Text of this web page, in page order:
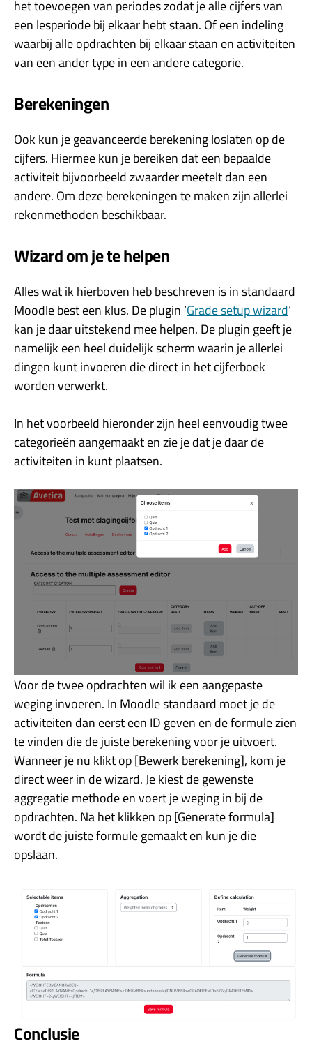
het toevoegen van periodes zodat je alle cijfers van
een lesperiode bij elkaar hebt staan. Of een indeling
waarbij alle opdrachten bij elkaar staan en activiteiten
van een ander type in een andere categorie.
Berekeningen
Ook kun je geavanceerde berekening loslaten op de
cijfers. Hiermee kun je bereiken dat een bepaalde
activiteit bijvoorbeeld zwaarder meetelt dan een
andere. Om deze berekeningen te maken zijn allerlei
rekenmethoden beschikbaar.
Wizard om je te helpen
Alles wat ik hierboven heb beschreven is in standaard
Moodle best een klus. De plugin ‘Grade setup wizard‘
kan je daar uitstekend mee helpen. De plugin geeft je
namelijk een heel duidelijk scherm waarin je allerlei
dingen kunt invoeren die direct in het cijferboek
worden verwerkt.
In het voorbeeld hieronder zijn heel eenvoudig twee
categorieën aangemaakt en zie je dat je daar de
activiteiten in kunt plaatsen.
Voor de twee opdrachten wil ik een aangepaste
weging invoeren. In Moodle standaard moet je de
activiteiten dan eerst een ID geven en de formule zien
te vinden die de juiste berekening voor je uitvoert.
Wanneer je nu klikt op [Bewerk berekening], kom je
direct weer in de wizard. Je kiest de gewenste
aggregatie methode en voert je weging in bij de
opdrachten. Na het klikken op [Generate formula]
wordt de juiste formule gemaakt en kun je die
opslaan.
Conclusie